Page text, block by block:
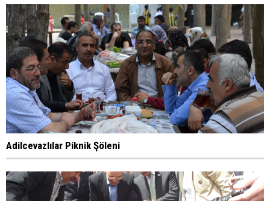
Adilcevazlılar Piknik Şöleni